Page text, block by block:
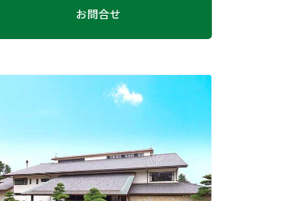
お問合せ